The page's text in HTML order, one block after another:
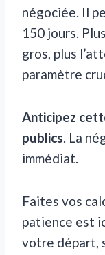
négociée. Il
150 jours.
gros, plus
paramètre
Anticipez
publics. La
immédiat.
Faites vos
patience est
votre départ,